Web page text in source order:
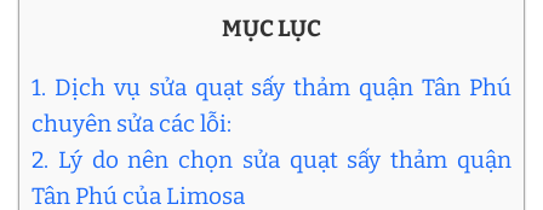
MỤC LỤC
1. Dịch vụ sửa quạt sấy thảm quận Tân Phú
chuyên sửa các lỗi:
2. Lý do nên chọn sửa quạt sấy thảm quận
Tân Phú của Limosa